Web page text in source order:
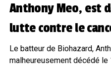
Anthony Meo, est
lutte contre le
Le batteur de Biohazard,
malheureusement décédé le